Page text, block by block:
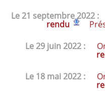
Le 21 septembre 2022 :
rendu
Le 29 juin 2022 :
Le 18 mai 2022 :